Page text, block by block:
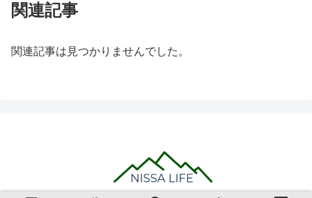
関連記事
関連記事は見つかりませんでした。